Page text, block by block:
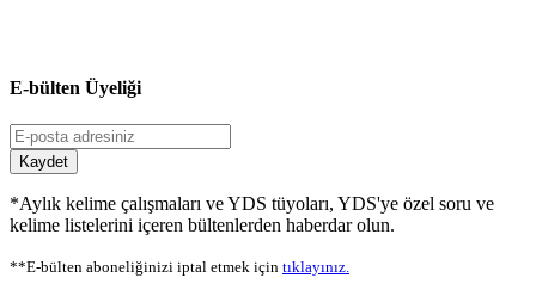
E-bülten Üyeliği
Kaydet
*Aylık kelime çalışmaları ve YDS tüyoları, YDS'ye özel soru ve
kelime listelerini içeren bültenlerden haberdar olun.
**E-bülten aboneliğinizi iptal etmek için tıklayınız.